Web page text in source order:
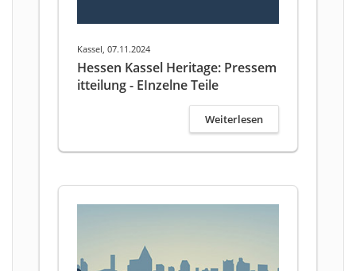
Kassel, 07.11.2024
Hessen Kassel Heritage: Pressem
itteilung - EInzelne Teile
Weiterlesen